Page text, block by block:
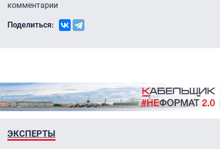
комментарии
Поделиться:
ЭКСПЕРТЫ